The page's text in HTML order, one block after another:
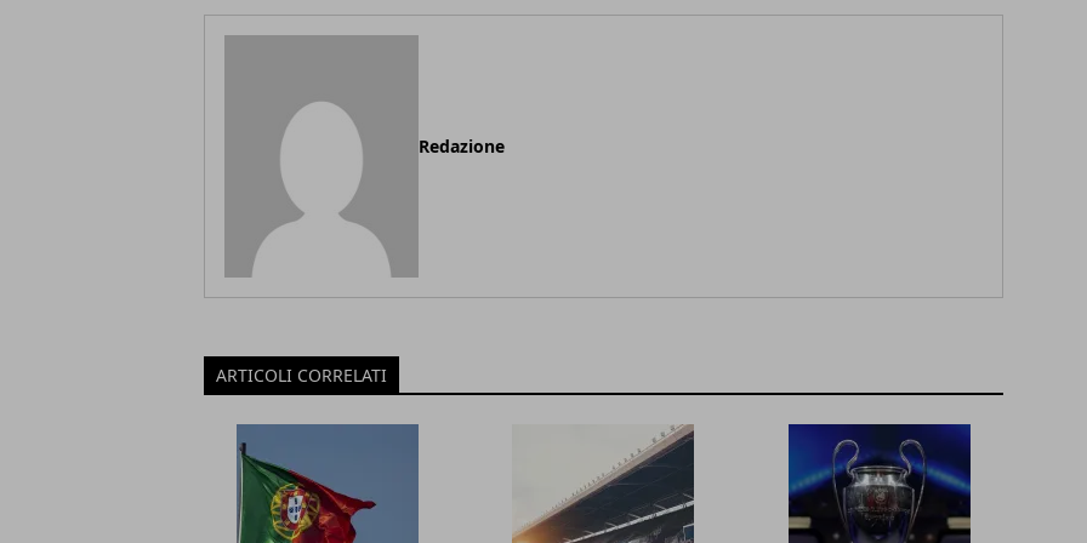
Redazione
ARTICOLI CORRELATI